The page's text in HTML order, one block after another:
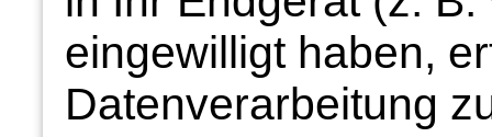
eingewilligt haben,
Datenverarbeitung